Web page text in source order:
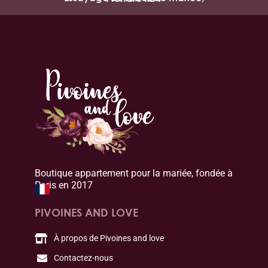
Boutique appartement pour la mariée, fondée à
Paris en 2017
PIVOINES AND LOVE
À propos de Pivoines and love
Contactez-nous